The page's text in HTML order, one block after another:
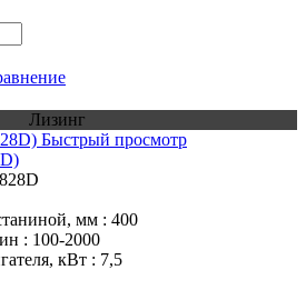
Лизинг
Быстрый просмотр
мм : 400
: 100-2000
кВт : 7,5